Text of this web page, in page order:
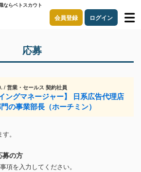
ならベトスカウト
会員登録 ログイン
応募
/ 営業・セールス 契約社員
ングマネージャー】 日系広告代理店
の事業部長（ホーチミン）
。
募の方
項を入力してください。